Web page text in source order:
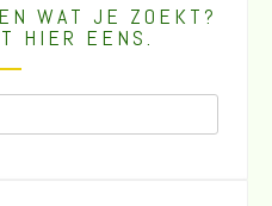
WAT JE ZOEKT?
HIER EENS.